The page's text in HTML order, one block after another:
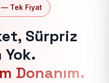
— Tek Fiyat
Sürpriz
Yok.
Donanım.